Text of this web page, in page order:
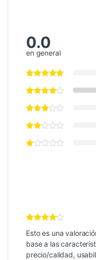
0.0
en general
Interna4
de 5
Esto es una
base a las
precio/calidad,